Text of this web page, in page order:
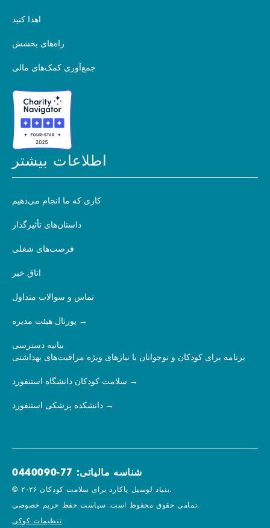
اهدا کنید
راه‌های بخشش
جمع‌آوری کمک‌های مالی
اطلاعات بیشتر
کاری که ما انجام می‌دهیم
داستان‌های تأثیرگذار
فرصت‌های شغلی
اتاق خبر
تماس و سوالات متداول
پورتال هیئت مدیره
بیانیه دسترسی
برنامه برای کودکان و نوجوانان با نیازهای ویژه مراقبت‌های بهداشتی
سلامت کودکان دانشگاه استنفورد
دانشکده پزشکی استنفورد
شناسه مالیاتی: 77-0440090
© ۲۰۲۶ بنیاد لوسیل پاکارد برای سلامت کودکان.
تمامی حقوق محفوظ است.سیاست حفظ حریم خصوصی.
تنظیمات کوکی